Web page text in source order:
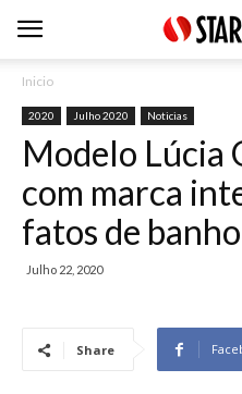
Inicio
2020 Julho 2020 Noticias
Modelo Lúcia
com marca
fatos de
Julho 22, 2020
Share